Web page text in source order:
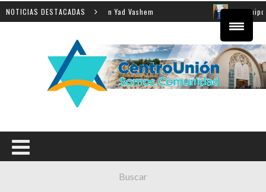
NOTICIAS DESTACADAS
de la Shoá en Yad Vashem El equipo